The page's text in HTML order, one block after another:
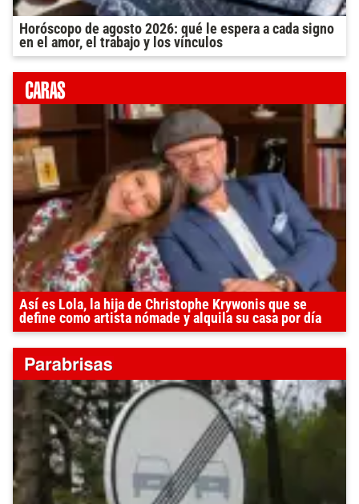
Horóscopo de agosto 2026: qué le espera a cada signo
en el amor, el trabajo y los vínculos
Así es Lola, la hija de Christophe Krywonis que se
define como artista nómade y alquila su casa por día